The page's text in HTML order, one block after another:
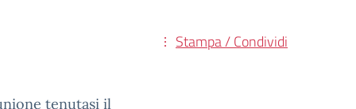
Stampa / Condividi
tenutasi il